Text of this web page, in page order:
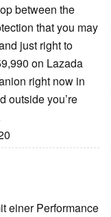
between the
that you may
just right to
on Lazada
right now in
outside you’re
einer Performance